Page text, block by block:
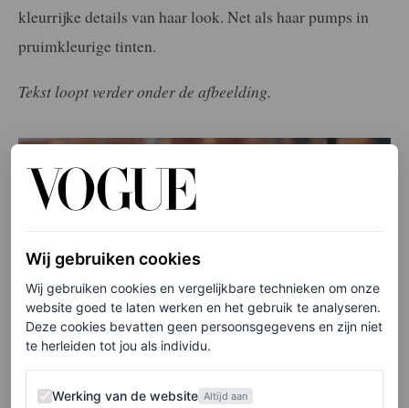
kleurrijke details van haar look. Net als haar pumps in
pruimkleurige tinten.
Tekst loopt verder onder de afbeelding.
Wij gebruiken cookies
Wij gebruiken cookies en vergelijkbare technieken om onze
website goed te laten werken en het gebruik te analyseren.
Deze cookies bevatten geen persoonsgegevens en zijn niet
te herleiden tot jou als individu.
Werking van de website
Werking van de website Altijd aan